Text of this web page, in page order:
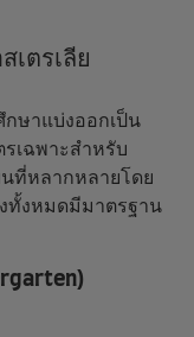
เตรเลีย
กษาแบ่งออกเป็น
เฉพาะสำหรับ
นที่หลากหลายโดย
ทั้งหมดมีมาตรฐาน